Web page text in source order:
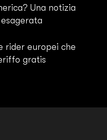
Una notizia
rider europei che
gratis